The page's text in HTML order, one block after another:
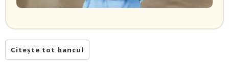
Citește tot bancul